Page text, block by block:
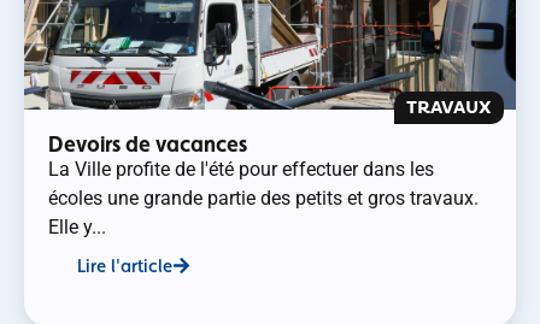
TRAVAUX
Devoirs de vacances
La Ville profite de l'été pour effectuer dans les
écoles une grande partie des petits et gros travaux.
Elle y...
Lire l'article